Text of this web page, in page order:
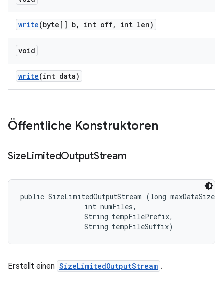
write(byte[] b, int off, int len)
void
write(int data)
Öffentliche Konstruktoren
SizeLimitedOutputStream
public SizeLimitedOutputStream (long maxDataSize,
                int numFiles,
                String tempFilePrefix,
                String tempFileSuffix)
Erstellt einen SizeLimitedOutputStream .